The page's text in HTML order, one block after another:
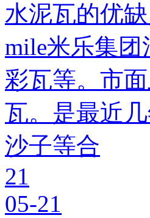
水泥瓦的优缺
mile米乐集
彩瓦等。市
瓦。是最近
沙子等合
21
05-21